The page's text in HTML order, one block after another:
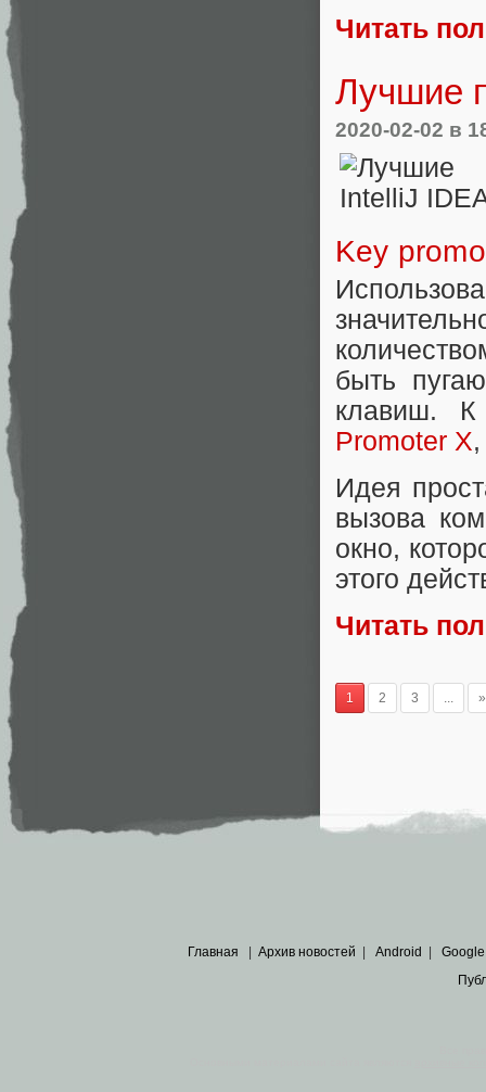
Читать
Лучшие
2020-02-02 в
Key
быть
клавиш.
Promoter X
Идея
вызова
окно,
этого
Читать
1 2 3 ... »
Главная | Архив новостей | Android | Google